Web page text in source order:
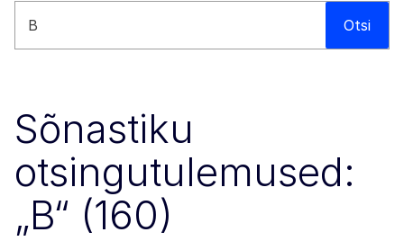
Otsi sellelt veebisaidilt Otsi
Sõnastiku
otsingutulemused:
„B“ (160)